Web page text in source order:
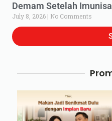
Demam Setelah
July 8, 2026 No Comments